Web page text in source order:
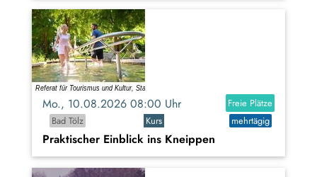
Mo., 10.08.2026 08:00 Uhr
Freie Plätze
Bad Tölz
Kurs mehrtägig
Praktischer Einblick ins Kneippen